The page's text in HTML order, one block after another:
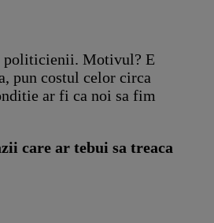
politicienii. Motivul? E
pun costul celor circa
ar fi ca noi sa fim
care ar tebui sa treaca